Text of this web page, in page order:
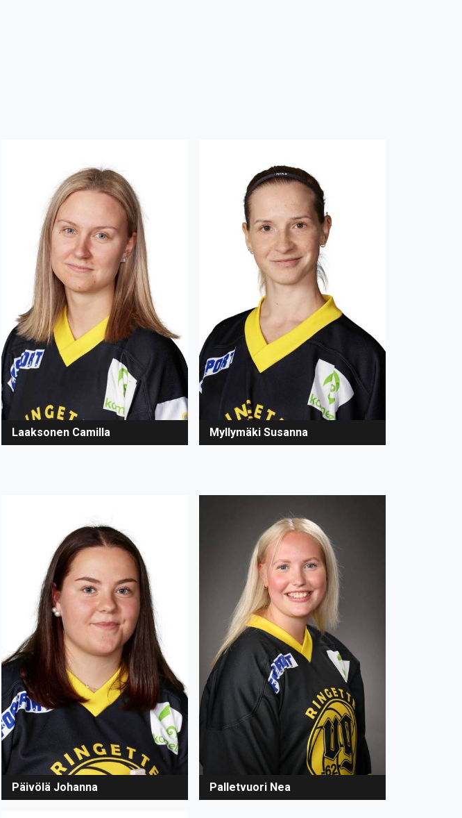
Laaksonen Camilla Myllymäki Susanna
Päivölä Johanna Palletvuori Nea